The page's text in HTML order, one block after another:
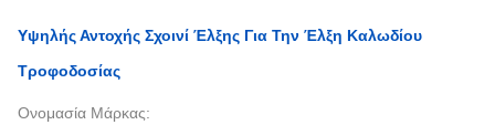
Υψηλής Αντοχής Σχοινί Έλξης Για Την Έλξη Καλωδίου
Τροφοδοσίας
Ονομασία Μάρκας: